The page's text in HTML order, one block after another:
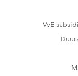
VvE